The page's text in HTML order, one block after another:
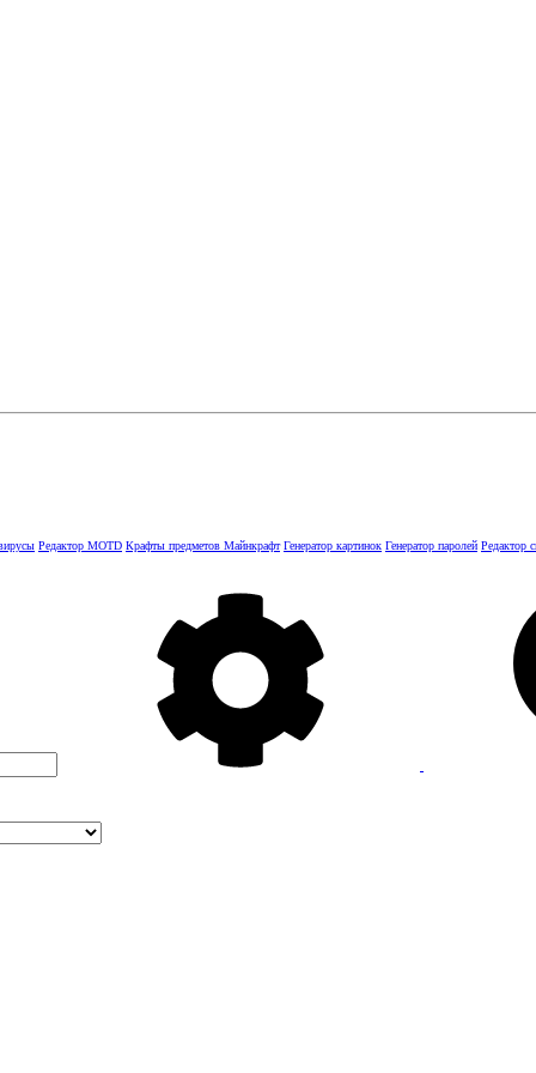
Редактор MOTD Крафты предметов Майнкрафт Генератор картинок Генератор паролей Редактор